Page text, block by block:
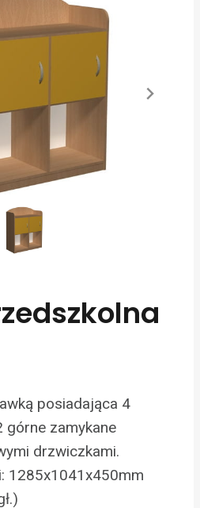
posiadająca 4
górne zamykane
drzwiczkami.
1285x1041x450mm